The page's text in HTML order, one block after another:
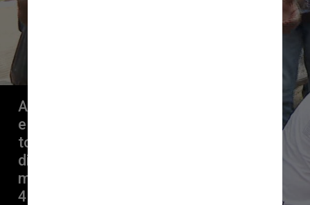
Até agora, o LAR já arrecadou
e preparou mais de 94
toneladas de alimentos,
distribuiu mais de 44 mil
marmitas e bebidas, mais de
4 mil cestas básicas e mais